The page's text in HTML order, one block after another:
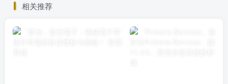
过！相关推荐